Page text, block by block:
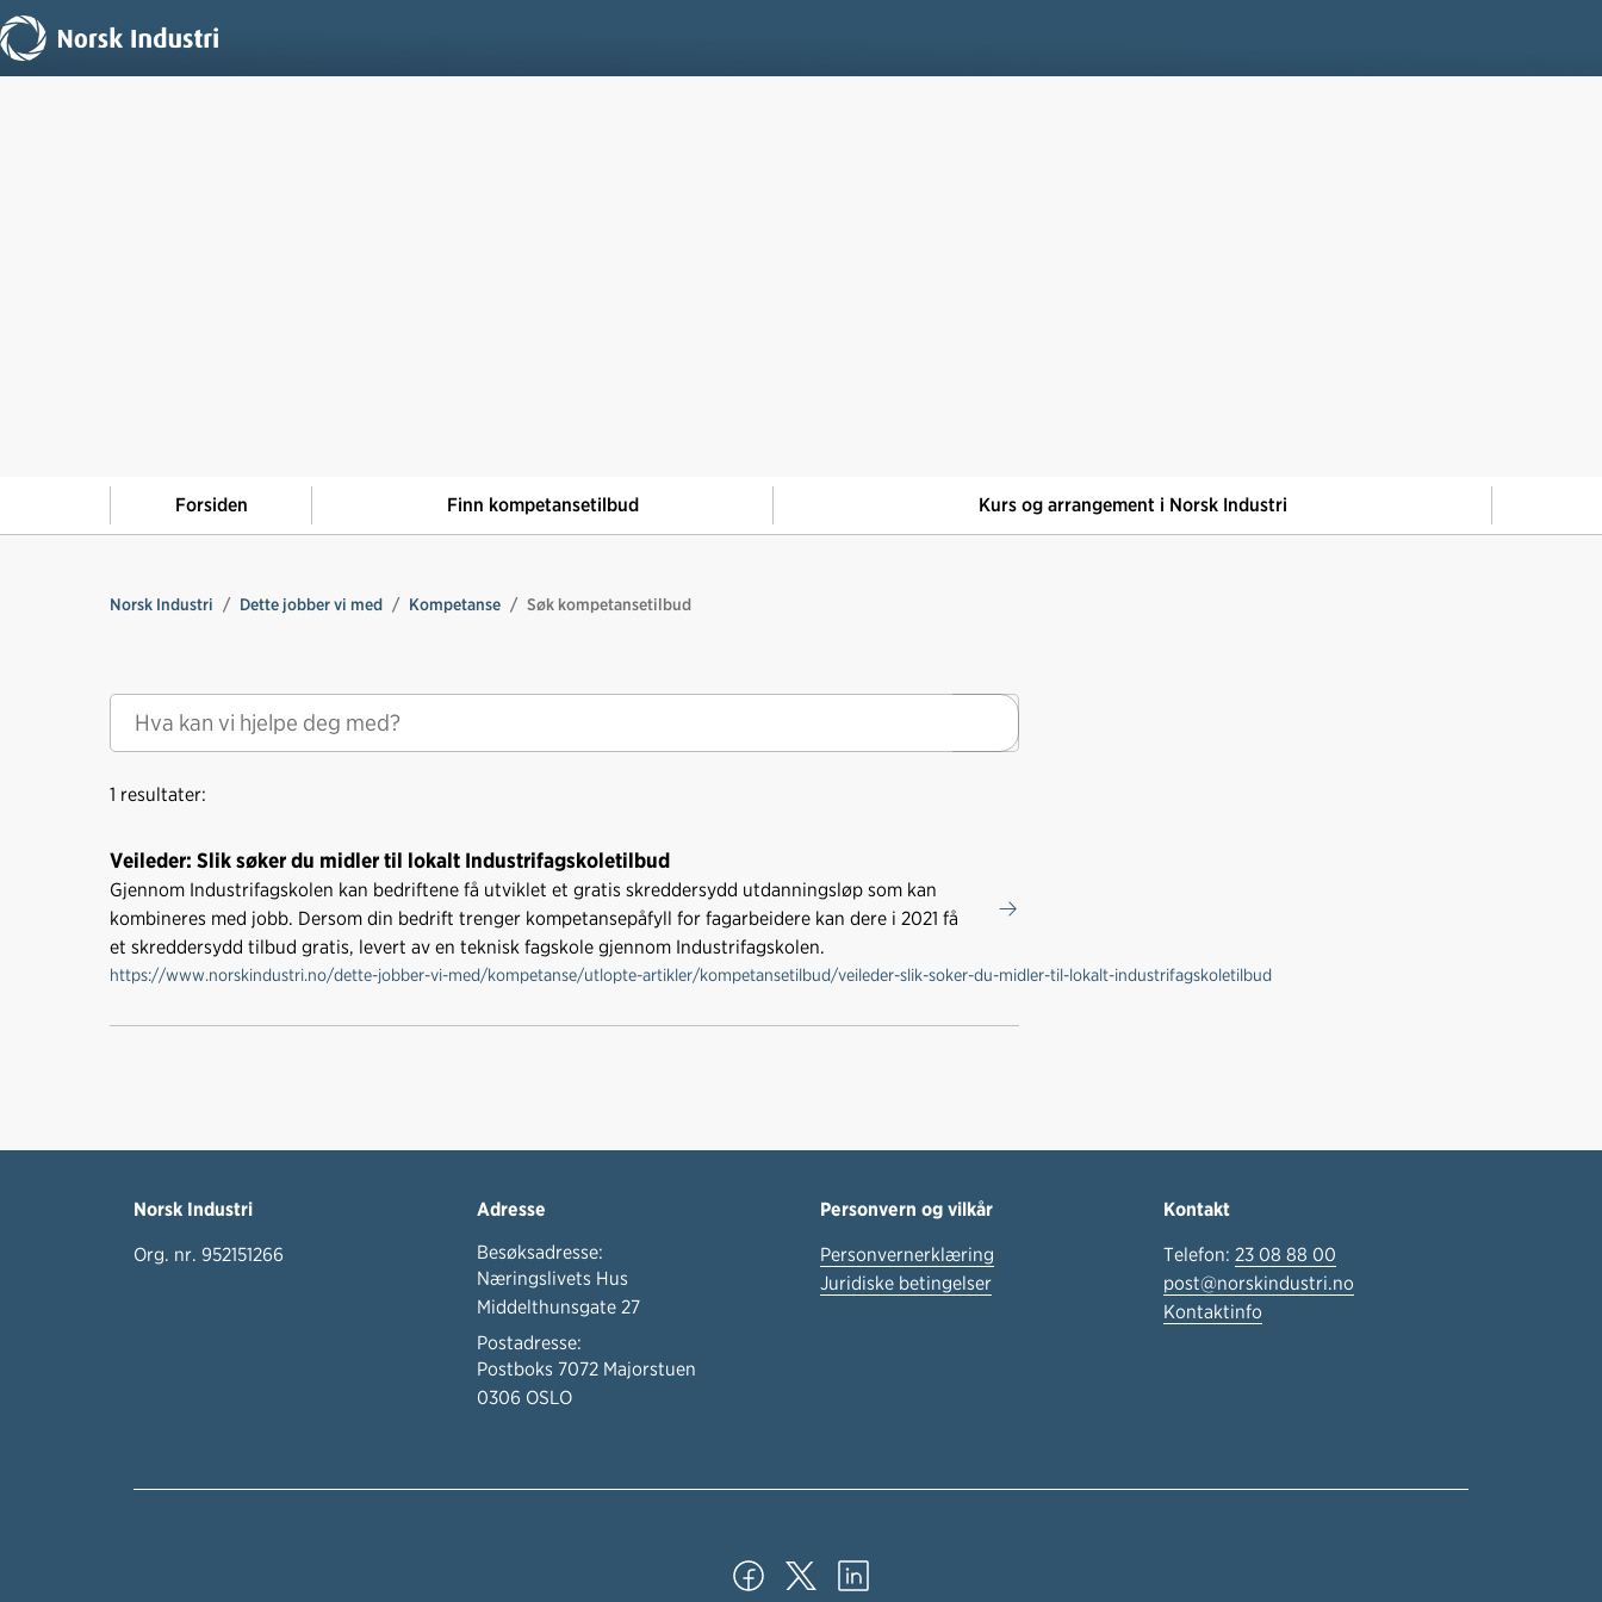
Forsiden Finn kompetansetilbud Kurs og arrangement i Norsk Industri
Norsk Industri Dette jobber vi med Kompetanse Søk kompetansetilbud
1 resultater:
Veileder: Slik søker du midler til lokalt Industrifagskoletilbud
Gjennom Industrifagskolen kan bedriftene få utviklet et gratis skreddersydd utdanningsløp som kan
kombineres med jobb. Dersom din bedrift trenger kompetansepåfyll for fagarbeidere kan dere i 2021 få
et skreddersydd tilbud gratis, levert av en teknisk fagskole gjennom Industrifagskolen.
https://www.norskindustri.no/dette-jobber-vi-med/kompetanse/utlopte-artikler/kompetansetilbud/veileder-slik-soker-du-midler-til-lokalt-industrifagskoletilbud
Norsk Industri
Org. nr. 952151266
Adresse
Besøksadresse:
Næringslivets Hus
Middelthunsgate 27
Postadresse:
Postboks 7072 Majorstuen
0306 OSLO
Personvern og vilkår
Personvernerklæring
Juridiske betingelser
Kontakt
Telefon: 23 08 88 00
post@norskindustri.no
Kontaktinfo